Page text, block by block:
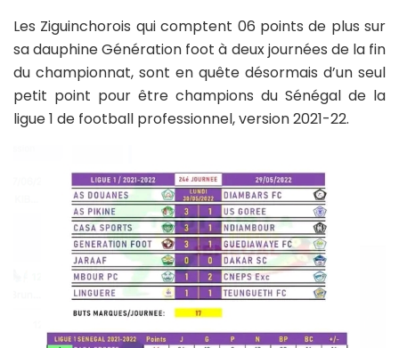
Les Ziguinchorois qui comptent 06 points de plus sur
sa dauphine Génération foot à deux journées de la fin
du championnat, sont en quête désormais d’un seul
petit point pour être champions du Sénégal de la
ligue 1 de football professionnel, version 2021-22.